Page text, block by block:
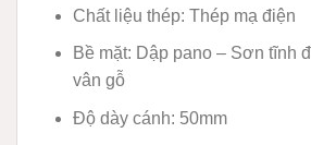
Chất liệu thép: Thép mạ điện
Bề mặt: Dập pano – Sơn tĩnh
vân gỗ
Độ dày cánh: 50mm